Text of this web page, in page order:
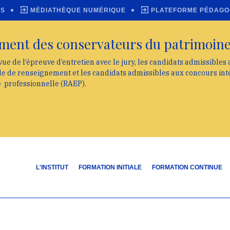
L'INSTITUT FORMATION INITIALE FORMATION CONTINUE
MÉDIATHÈQUE NUMÉRIQUE PLATEFORME
des conservateurs du
de l’épreuve d’entretien avec le jury, les candidats admissibles
renseignement et les candidats admissibles aux concours
professionnelle (RAEP).